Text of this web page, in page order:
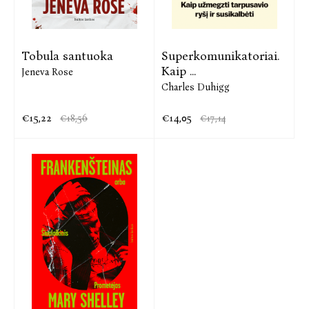
Tobula santuoka
Jeneva Rose
€15,22 €18,56
Superkomunikatoriai.
Kaip ...
Charles Duhigg
€14,05 €17,14